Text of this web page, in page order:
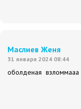
Маслиев Женя
31 января 2024 08:44
оболденая взломмааа